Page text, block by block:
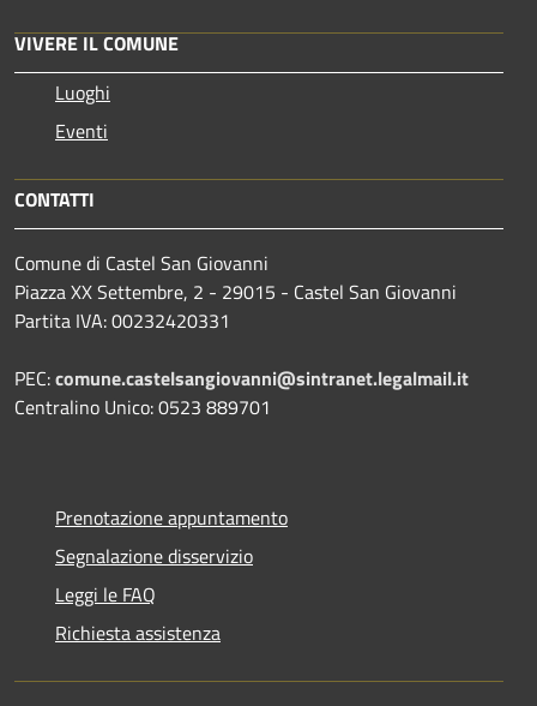
VIVERE IL COMUNE
Luoghi
Eventi
CONTATTI
Comune di Castel San Giovanni
Piazza XX Settembre, 2 - 29015 - Castel San Giovanni
Partita IVA: 00232420331
PEC:comune.castelsangiovanni@sintranet.legalmail.it
Centralino Unico: 0523 889701
Prenotazione appuntamento
Segnalazione disservizio
Leggi le FAQ
Richiesta assistenza